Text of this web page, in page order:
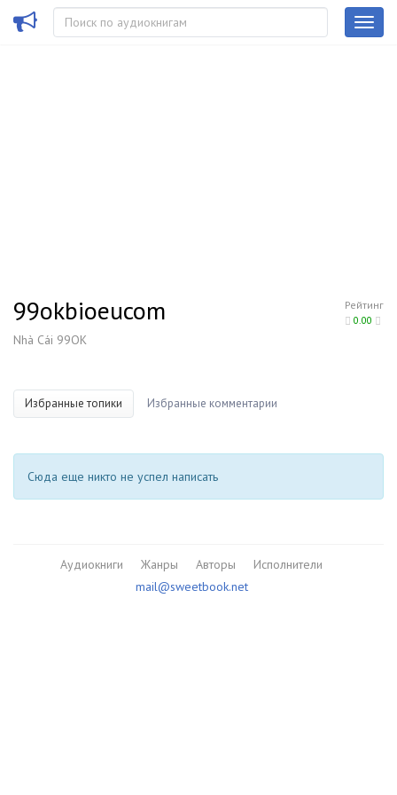
Рейтинг
0.00
99okbioeucom
Nhà Cái 99OK
Избранные топики Избранные комментарии
Сюда еще никто не успел написать
Аудиокниги Жанры Авторы
Исполнители
mail@sweetbook.net